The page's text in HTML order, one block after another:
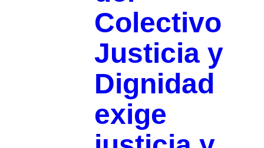
Colectivo
Justicia y
Dignidad
exige